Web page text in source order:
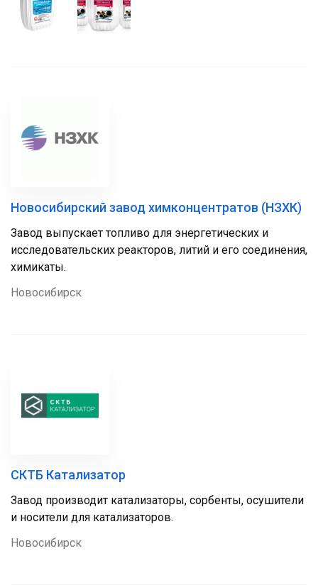
Новосибирский завод химконцентратов (НЗХК)
Завод выпускает топливо для энергетических и
исследовательских реакторов, литий и его соединения,
химикаты.
Новосибирск
СКТБ Катализатор
Завод производит катализаторы, сорбенты, осушители
и носители для катализаторов.
Новосибирск